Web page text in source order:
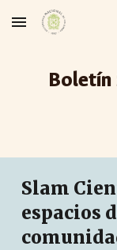
Skip to main content
Boletín
Slam
espacios